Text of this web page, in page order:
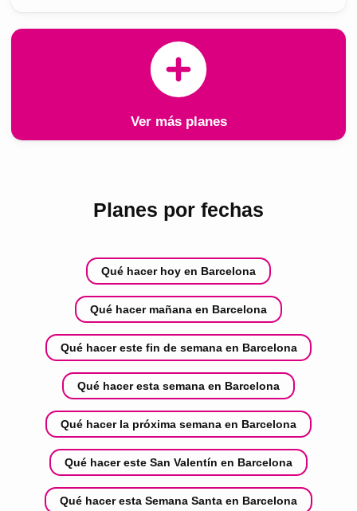
Ver más planes
Planes por fechas
Qué hacer hoy en Barcelona
Qué hacer mañana en Barcelona
Qué hacer este fin de semana en Barcelona
Qué hacer esta semana en Barcelona
Qué hacer la próxima semana en Barcelona
Qué hacer este San Valentín en Barcelona
Qué hacer esta Semana Santa en Barcelona